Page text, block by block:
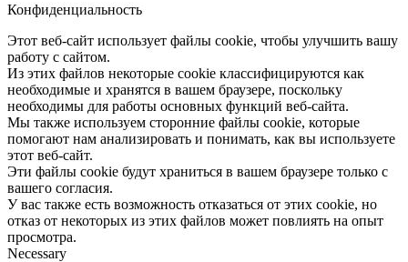
Конфиденциальность
Этот веб-сайт использует файлы cookie, чтобы улучшить вашу
работу с сайтом.
Из этих файлов некоторые cookie классифицируются как
необходимые и хранятся в вашем браузере, поскольку
необходимы для работы основных функций веб-сайта.
Мы также используем сторонние файлы cookie, которые
помогают нам анализировать и понимать, как вы используете
этот веб-сайт.
Эти файлы cookie будут храниться в вашем браузере только с
вашего согласия.
У вас также есть возможность отказаться от этих cookie, но
отказ от некоторых из этих файлов может повлиять на опыт
просмотра.
Necessary